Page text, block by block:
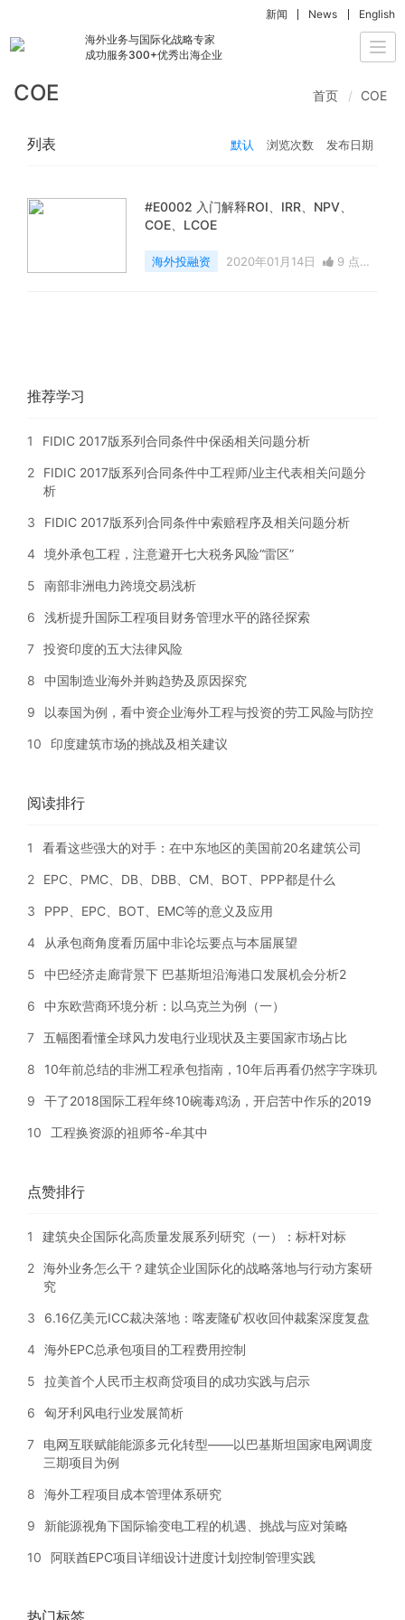
海外业务与国际化战略专家
成功服务300+优秀出海企业
新闻 News English
COE 首页 COE
列表 默认 浏览次数 发布日期
#E0002 入门解释ROI、IRR、NPV、
COE、LCOE
海外投融资 2020年01月14日
9 点赞
推荐学习
1 FIDIC 2017版系列合同条件中保函相关问题分析
2
FIDIC 2017版系列合同条件中工程师/业主代表相关问题分
析
3 FIDIC 2017版系列合同条件中索赔程序及相关问题分析
4 境外承包工程，注意避开七大税务风险“雷区”
5 南部非洲电力跨境交易浅析
6 浅析提升国际工程项目财务管理水平的路径探索
7 投资印度的五大法律风险
8 中国制造业海外并购趋势及原因探究
9 以泰国为例，看中资企业海外工程与投资的劳工风险与防控
10 印度建筑市场的挑战及相关建议
阅读排行
1 看看这些强大的对手：在中东地区的美国前20名建筑公司
2 EPC、PMC、DB、DBB、CM、BOT、PPP都是什么
3 PPP、EPC、BOT、EMC等的意义及应用
4 从承包商角度看历届中非论坛要点与本届展望
5 中巴经济走廊背景下 巴基斯坦沿海港口发展机会分析2
6 中东欧营商环境分析：以乌克兰为例（一）
7 五幅图看懂全球风力发电行业现状及主要国家市场占比
8 10年前总结的非洲工程承包指南，10年后再看仍然字字珠玑
9 干了2018国际工程年终10碗毒鸡汤，开启苦中作乐的2019
10 工程换资源的祖师爷-牟其中
点赞排行
1 建筑央企国际化高质量发展系列研究（一）：标杆对标
2 海外业务怎么干？建筑企业国际化的战略落地与行动方案研
究
3 6.16亿美元ICC裁决落地：喀麦隆矿权收回仲裁案深度复盘
4 海外EPC总承包项目的工程费用控制
5 拉美首个人民币主权商贷项目的成功实践与启示
6 匈牙利风电行业发展简析
7
电网互联赋能能源多元化转型——以巴基斯坦国家电网调度
三期项目为例
8 海外工程项目成本管理体系研究
9 新能源视角下国际输变电工程的机遇、挑战与应对策略
10 阿联酋EPC项目详细设计进度计划控制管理实践
热门标签